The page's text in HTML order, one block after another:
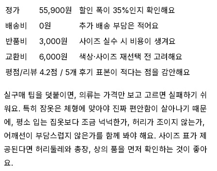
정가
55,900원
할인 폭이 35%인지 확인해요
배송비
0원
추가 배송 부담은 적어요
반품비
3,000원
사이즈 실수 시 비용이 생겨요
교환비
6,000원
색상·사이즈 재선택 전 고려해요
평점/리뷰 4.2점 / 5개 후기 표본이 적다는 점을 감안해요
실구매 팁을 덧붙이면, 의류는 가격만 보고 고르면 실패하기 쉬
워요. 특히 잠옷은 체형에 맞아야 진짜 편안함이 살아나기 때문
에, 평소 입는 집옷보다 조금 넉넉한가, 허리가 조이지 않는가,
어깨선이 부담스럽지 않은가를 함께 봐야 해요. 사이즈 표가 제
공된다면 허리둘레와 총장, 상의 품을 먼저 확인하는 것이 좋아
요.